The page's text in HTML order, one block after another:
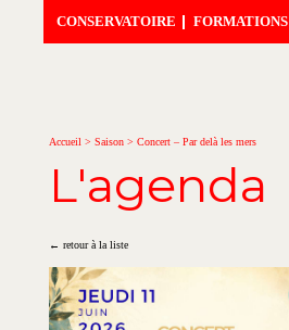
CONSERVATOIRE FORMATIONS
Accueil > Saison > Concert – Par delà les mers
L'agenda
← retour à la liste